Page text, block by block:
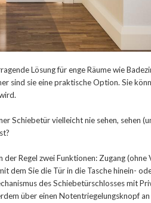
Lösung für enge Räume wie
sind sie eine praktische Option. Sie
Schiebetür vielleicht nie sehen, sehen
der Regel zwei Funktionen: Zugang
dem Sie die Tür in die Tasche hinein-
des Schiebetürschlosses mit
über einen Notentriegelungsknopf